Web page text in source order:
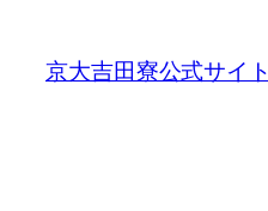
京大吉田寮公式サイト